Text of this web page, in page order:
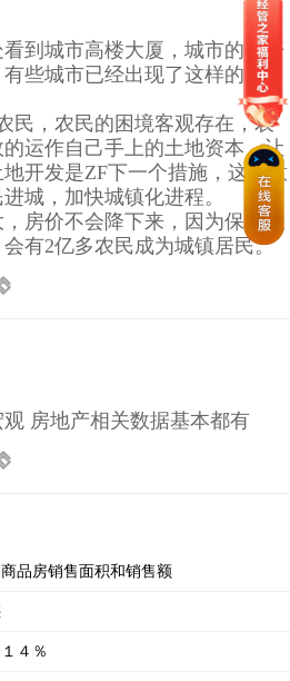
到城市高楼大厦，城市的地开
些城市已经出现了这样的情
民，农民的困境客观存在，农
运作自己手上的土地资本，让
开发是ZF下一个措施，这就意
城，加快城镇化进程。
房价不会降下来，因为保守估
有2亿多农民成为城镇居民。
房地产相关数据基本都有
品房销售面积和销售额
４％